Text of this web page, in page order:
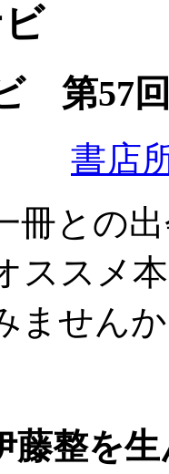
第57
書店
冊との
ススメ
ません
藤整を